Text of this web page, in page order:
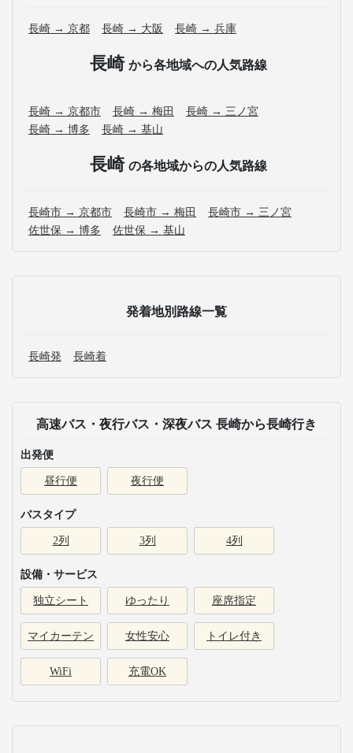
長崎 → 京都 長崎 → 大阪 長崎 → 兵庫
長崎 から各地域への人気路線
長崎 → 京都市 長崎 → 梅田
長崎 → 三ノ宮
長崎 → 博多
長崎 → 基山
長崎 の各地域からの人気路線
長崎市 → 京都市 長崎市 → 梅田
長崎市 → 三ノ宮
佐世保 → 博多
佐世保 → 基山
発着地別路線一覧
長崎発 長崎着
高速バス・夜行バス・深夜バス 長崎から長崎行き
出発便
昼行便 夜行便
バスタイプ
2列 3列 4列
設備・サービス
独立シート ゆったり 座席指定
マイカーテン 女性安心 トイレ付き
WiFi 充電OK